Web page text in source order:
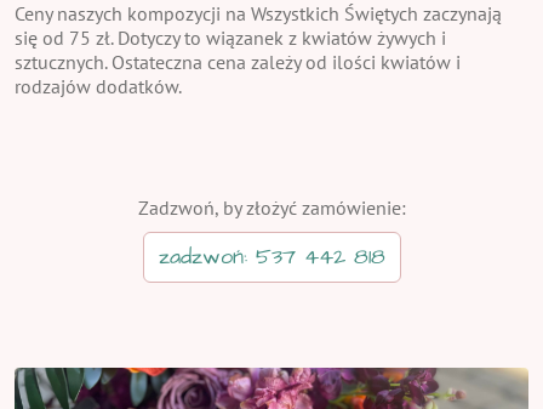
Ceny naszych kompozycji na Wszystkich Świętych zaczynają
się od 75 zł. Dotyczy to wiązanek z kwiatów żywych i
sztucznych. Ostateczna cena zależy od ilości kwiatów i
rodzajów dodatków.
Zadzwoń, by złożyć zamówienie:
zadzwoń: 537 442 818